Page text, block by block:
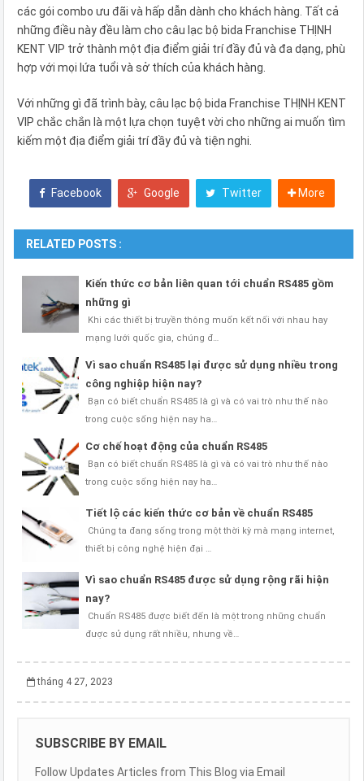
các gói combo ưu đãi và hấp dẫn dành cho khách hàng. Tất cả
những điều này đều làm cho câu lạc bộ bida Franchise THỊNH
KENT VIP trở thành một địa điểm giải trí đầy đủ và đa dạng, phù
hợp với mọi lứa tuổi và sở thích của khách hàng.
Với những gì đã trình bày, câu lạc bộ bida Franchise THỊNH KENT
VIP chắc chắn là một lựa chọn tuyệt vời cho những ai muốn tìm
kiếm một địa điểm giải trí đầy đủ và tiện nghi.
Facebook Google Twitter More
RELATED POSTS :
Kiến thức cơ bản liên quan tới chuẩn RS485 gồm
những gì
Khi các thiết bị truyền thông muốn kết nối với nhau hay
mạng lưới quốc gia, chúng đ…
Vì sao chuẩn RS485 lại được sử dụng nhiều trong
công nghiệp hiện nay?
Bạn có biết chuẩn RS485 là gì và có vai trò như thế nào
trong cuộc sống hiện nay ha…
Cơ chế hoạt động của chuẩn RS485
Bạn có biết chuẩn RS485 là gì và có vai trò như thế nào
trong cuộc sống hiện nay ha…
Tiết lộ các kiến thức cơ bản về chuẩn RS485
Chúng ta đang sống trong một thời kỳ mà mạng internet,
thiết bị công nghệ hiện đại …
Vì sao chuẩn RS485 được sử dụng rộng rãi hiện
nay?
Chuẩn RS485 được biết đến là một trong những chuẩn
được sử dụng rất nhiều, nhưng về…
tháng 4 27, 2023
SUBSCRIBE BY EMAIL
Follow Updates Articles from This Blog via Email